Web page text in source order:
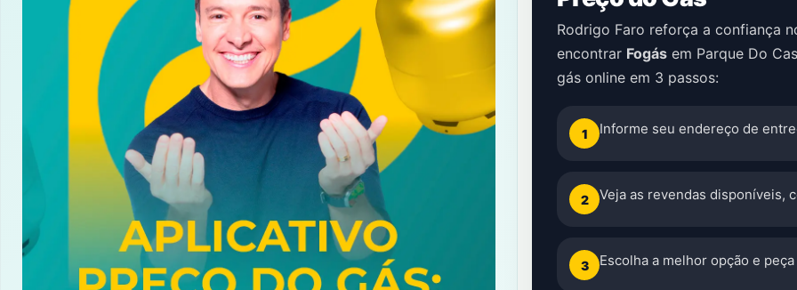
Rodrigo Faro reforça a confiança
encontrar Fogás em Parque Do
gás online em 3 passos:
1 Informe seu endereço de
2 Veja as revendas disponíveis,
3 Escolha a melhor opção e